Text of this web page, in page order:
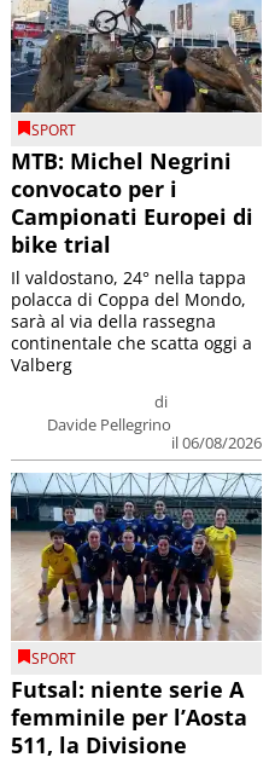
SPORT
MTB: Michel Negrini
convocato per i
Campionati Europei di
bike trial
di
Davide Pellegrino
il 06/08/2026
Il valdostano, 24° nella tappa
polacca di Coppa del Mondo,
sarà al via della rassegna
continentale che scatta oggi a
Valberg
SPORT
Futsal: niente serie A
femminile per l’Aosta
511, la Divisione